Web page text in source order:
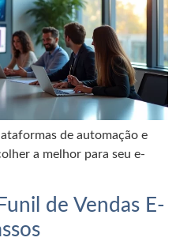
de automação e
a melhor para seu e-
de Vendas E-